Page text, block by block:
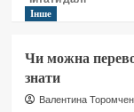
днем
мамі
Інше
Чи можна
знати
Валентина